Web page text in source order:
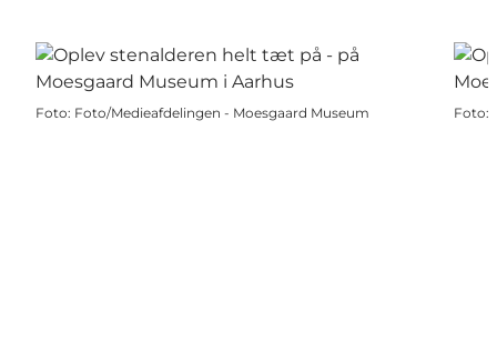
Foto: Foto/Medieafdelingen - Moesgaard Museum Foto: